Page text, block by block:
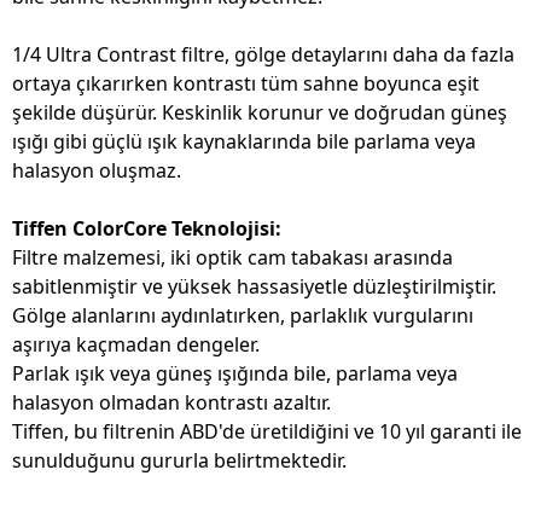
1/4 Ultra Contrast filtre, gölge detaylarını daha da fazla
ortaya çıkarırken kontrastı tüm sahne boyunca eşit
şekilde düşürür. Keskinlik korunur ve doğrudan güneş
ışığı gibi güçlü ışık kaynaklarında bile parlama veya
halasyon oluşmaz.
Tiffen ColorCore Teknolojisi:
Filtre malzemesi, iki optik cam tabakası arasında
sabitlenmiştir ve yüksek hassasiyetle düzleştirilmiştir.
Gölge alanlarını aydınlatırken, parlaklık vurgularını
aşırıya kaçmadan dengeler.
Parlak ışık veya güneş ışığında bile, parlama veya
halasyon olmadan kontrastı azaltır.
Tiffen, bu filtrenin ABD'de üretildiğini ve 10 yıl garanti ile
sunulduğunu gururla belirtmektedir.